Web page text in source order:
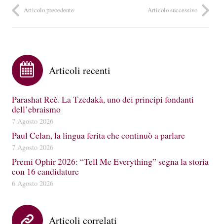
Articolo precedente Articolo successivo
Articoli recenti
Parashat Reè. La Tzedakà, uno dei principi fondanti
dell’ebraismo
7 Agosto 2026
Paul Celan, la lingua ferita che continuò a parlare
7 Agosto 2026
Premi Ophir 2026: “Tell Me Everything” segna la storia
con 16 candidature
6 Agosto 2026
Articoli correlati